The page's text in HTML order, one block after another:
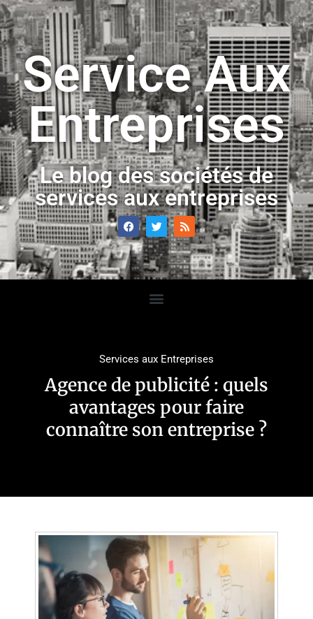
Service Aux
Entreprises
Le blog des sociétés de
services aux entreprises
Services aux Entreprises
Agence de publicité : quels
avantages pour faire
connaître son entreprise ?